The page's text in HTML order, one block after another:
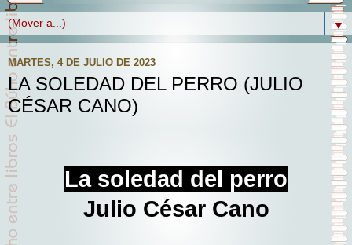
▼
MARTES, 4 DE JULIO DE 2023
LA SOLEDAD DEL PERRO (JULIO
CÉSAR CANO)
La soledad del perro
Julio César Cano